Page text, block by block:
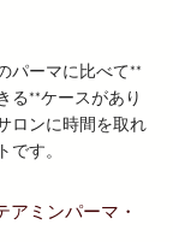
パーマに比べて**
る**ケースがあり
ロンに時間を取れ
す。
アミンパーマ・